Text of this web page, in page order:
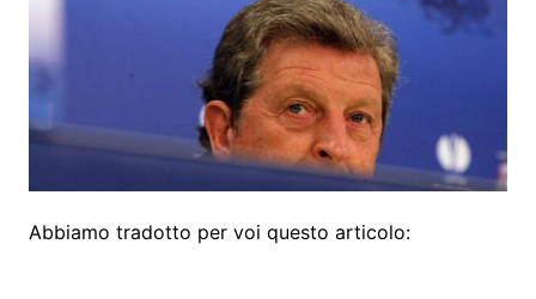
Abbiamo tradotto per voi questo articolo: